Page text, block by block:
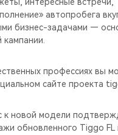
автопробега
бизнес-задачами —
профессиях вы
сайте проекта
к новой модели
обновленного Tiggo FL